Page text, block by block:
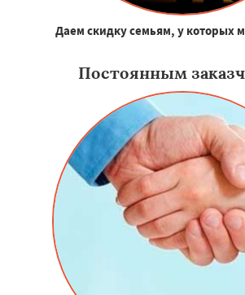
Даем скидку семьям, у которых
Постоянным